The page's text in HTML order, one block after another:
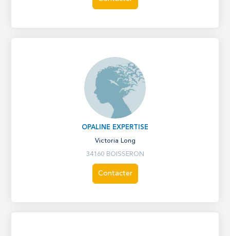
OPALINE EXPERTISE
Victoria Long
34160 BOISSERON
Contacter